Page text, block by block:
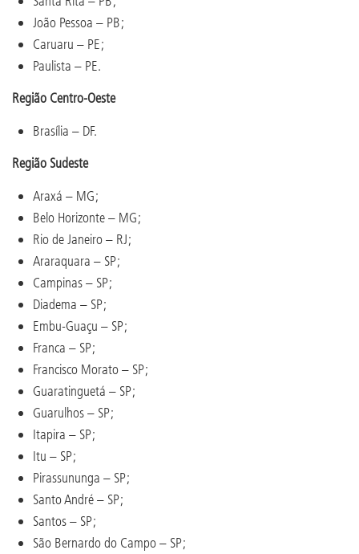
João Pessoa – PB;
Caruaru – PE;
Paulista – PE.
Região Centro-Oeste
Brasília – DF.
Região Sudeste
Araxá – MG;
Belo Horizonte – MG;
Rio de Janeiro – RJ;
Araraquara – SP;
Campinas – SP;
Diadema – SP;
Embu-Guaçu – SP;
Franca – SP;
Francisco Morato – SP;
Guaratinguetá – SP;
Guarulhos – SP;
Itapira – SP;
Itu – SP;
Pirassununga – SP;
Santo André – SP;
Santos – SP;
São Bernardo do Campo – SP;